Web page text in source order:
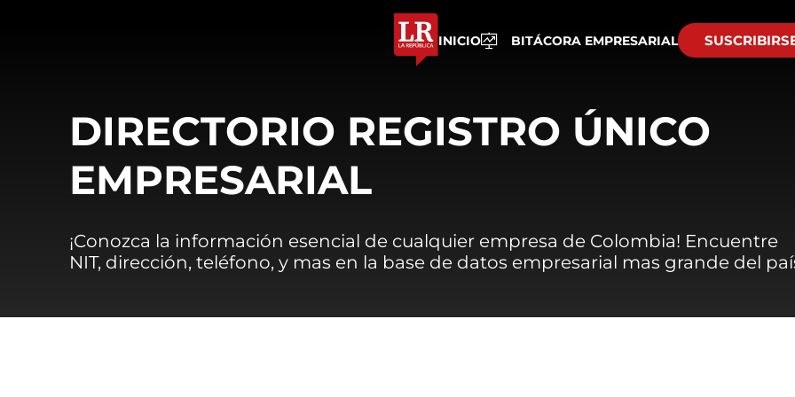
INICIO BITÁCORA EMPRESARIAL
DIRECTORIO REGISTRO ÚNICO
EMPRESARIAL
¡Conozca la información esencial de cualquier empresa de Colombia! Encuentre
NIT, dirección, teléfono, y mas en la base de datos empresarial mas grande del